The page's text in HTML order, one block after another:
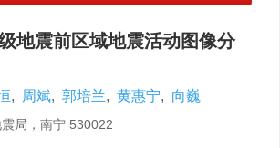
地震前区域地震活动图像分
, 周斌, 郭培兰, 黄惠宁, 向巍
局，南宁 530022